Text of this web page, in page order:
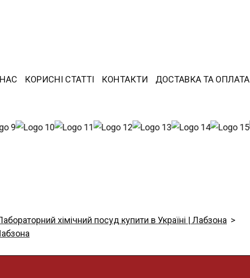
КОРИСНІ СТАТТІ КОНТАКТИ ДОСТАВКА ТА ОПЛАТА
хімічний посуд купити в Україні | Лабзона